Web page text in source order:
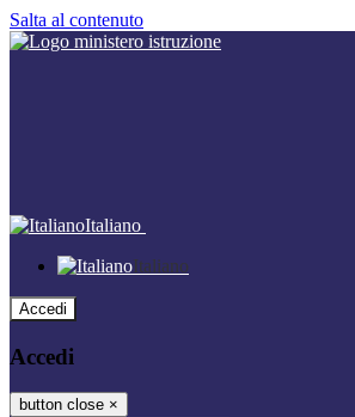
Salta al contenuto
Italiano
Italiano
Accedi
Accedi
button close ×